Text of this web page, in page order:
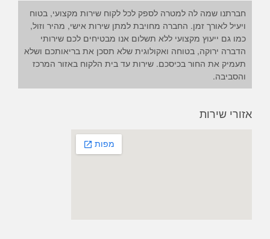
חברתנו שמה לה למטרה לספק לכל לקוח שירות מקצועי, בטוח
ויעיל לאורך זמן. החברה מחויבת למתן שירות אישי, מהיר וזול,
כמו גם ייעוץ מקצועי ללא תשלום אנו מבטיחים לכם שירותי
הדברה ירוקה, בטוחה ואקולוגית שלא תסכן את בריאותכם ושלא
תעמיק את החור בכיסכם. שירות עד בית הלקוח באזור המרכז
והסביבה.
אזורי שירות